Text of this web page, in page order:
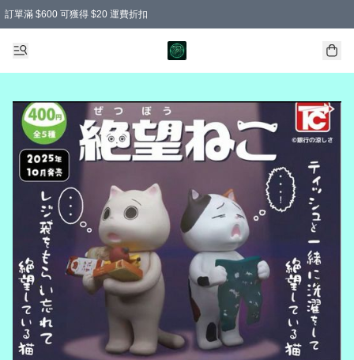
訂單滿 $600 可獲得 $20 運費折扣